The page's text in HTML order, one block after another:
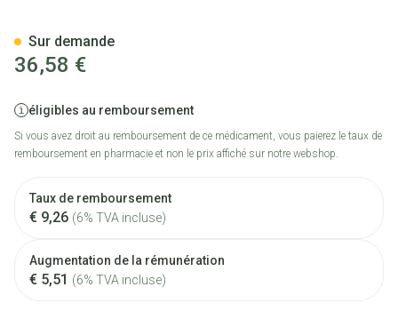
36,58 €
éligibles au remboursement
Si vous avez droit au remboursement de ce médicament, vous paierez le taux de
remboursement en pharmacie et non le prix affiché sur notre webshop.
Taux de remboursement
€ 9,26 (6% TVA incluse)
Augmentation de la rémunération
€ 5,51 (6% TVA incluse)
Sur demande